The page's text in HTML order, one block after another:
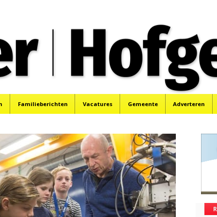
Familieberichten Vacatures Gemeente Adverteren